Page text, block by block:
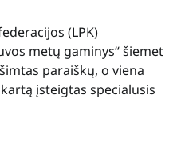
(LPK)
metų gaminys“ šiemet
paraiškų, o viena
įsteigtas specialusis